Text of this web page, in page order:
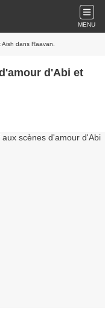
MENU
dans Raavan.
d'Abi et